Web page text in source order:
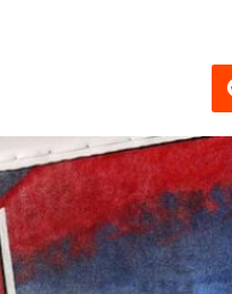
R
e
d